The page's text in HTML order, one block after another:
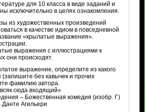
для 10 класса в виде заданий и
исключительно в целях ознакомления.
из художественных произведений
в качестве идиом в повседневной
«крылатые выражения».
выражения с иллюстрациями к
они происходят.
выражение, определите из какого
без кавычек и прочих
фамилию автора.
сюда входящий»
– Божественная комедия (изобр. Г)
Агильери